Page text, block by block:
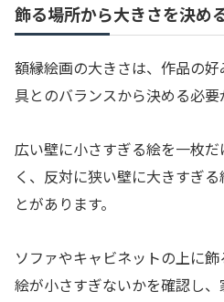
飾る場所から大きさを決め
額縁絵画の大きさは、作品の
具とのバランスから決める必要
広い壁に小さすぎる絵を一枚
く、反対に狭い壁に大きすぎ
とがあります。
ソファやキャビネットの上に
絵が小さすぎないかを確認し